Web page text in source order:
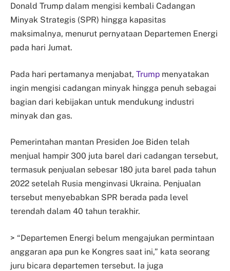
Donald Trump dalam mengisi kembali Cadangan
Minyak Strategis (SPR) hingga kapasitas
maksimalnya, menurut pernyataan Departemen Energi
pada hari Jumat.
Pada hari pertamanya menjabat, Trump menyatakan
ingin mengisi cadangan minyak hingga penuh sebagai
bagian dari kebijakan untuk mendukung industri
minyak dan gas.
Pemerintahan mantan Presiden Joe Biden telah
menjual hampir 300 juta barel dari cadangan tersebut,
termasuk penjualan sebesar 180 juta barel pada tahun
2022 setelah Rusia menginvasi Ukraina. Penjualan
tersebut menyebabkan SPR berada pada level
terendah dalam 40 tahun terakhir.
> “Departemen Energi belum mengajukan permintaan
anggaran apa pun ke Kongres saat ini,” kata seorang
juru bicara departemen tersebut. Ia juga